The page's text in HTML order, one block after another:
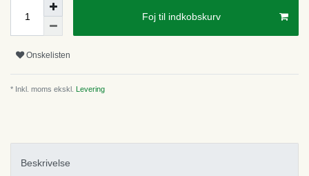
Foj til indkobskurv
Onskelisten
* Inkl. moms ekskl. Levering
Beskrivelse